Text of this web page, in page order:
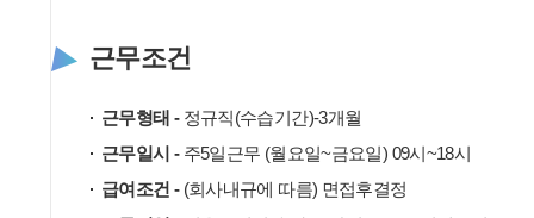
근무조건
근무형태 - 정규직(수습기간)-3개월
근무일시 - 주5일근무 (월요일~금요일) 09시~18시
급여조건 - (회사내규에 따름) 면접후결정